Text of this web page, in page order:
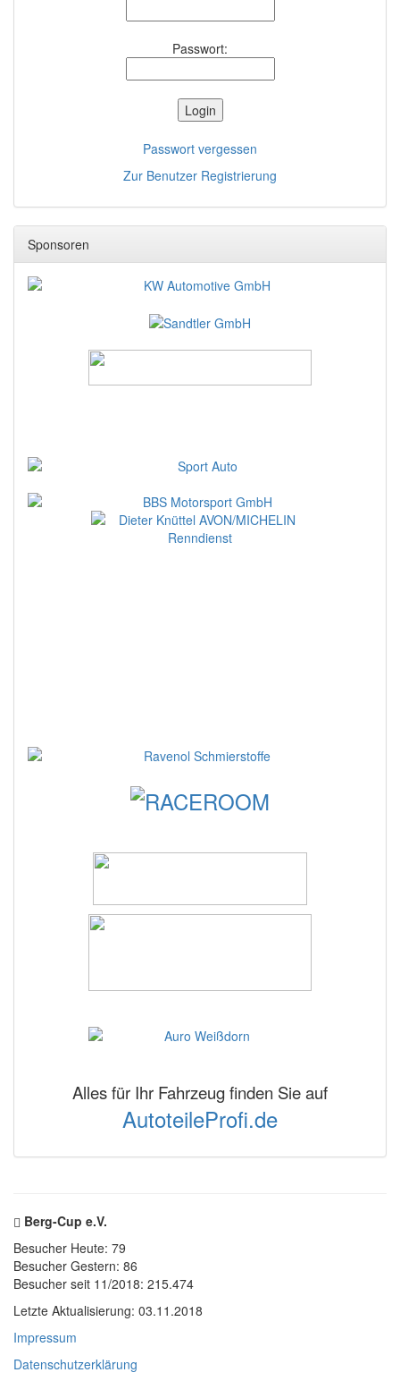
Passwort:
Passwort vergessen
Zur Benutzer Registrierung
Sponsoren
Alles für Ihr Fahrzeug finden Sie auf
AutoteileProfi.de
Berg-Cup e.V.
Besucher Heute: 79
Besucher Gestern: 86
Besucher seit 11/2018: 215.474
Letzte Aktualisierung: 03.11.2018
Impressum
Datenschutzerklärung